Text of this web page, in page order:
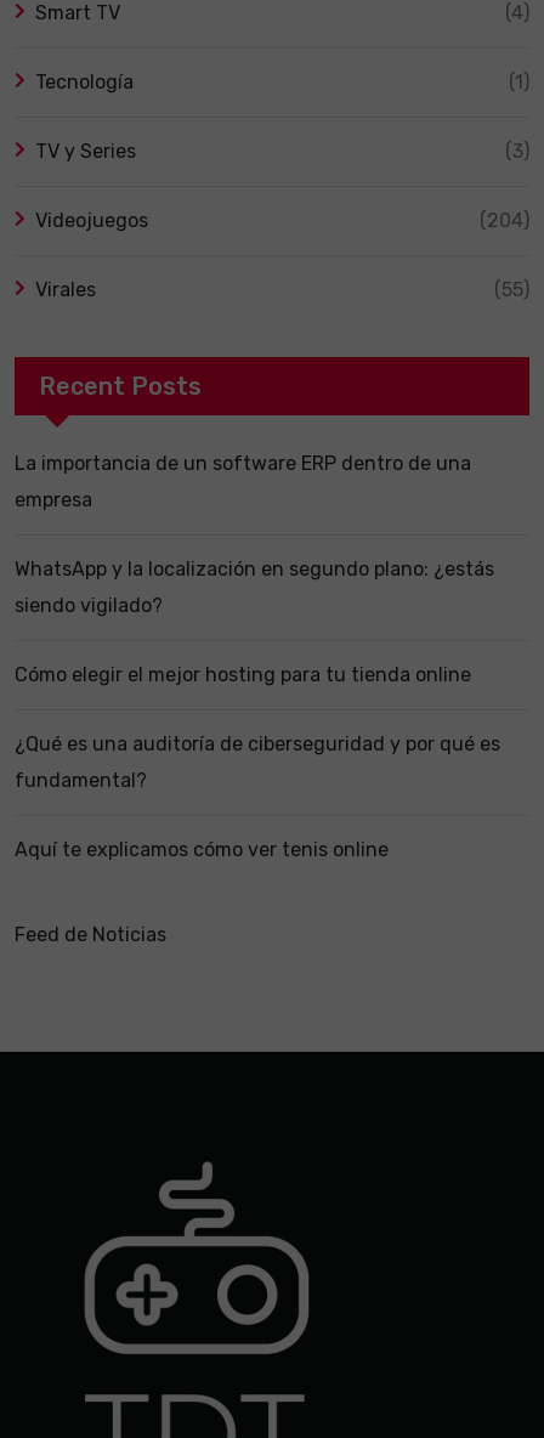
Smart TV (4)
Tecnología (1)
TV y Series (3)
Videojuegos (204)
Virales (55)
Recent Posts
La importancia de un software ERP dentro de una
empresa
WhatsApp y la localización en segundo plano: ¿estás
siendo vigilado?
Cómo elegir el mejor hosting para tu tienda online
¿Qué es una auditoría de ciberseguridad y por qué es
fundamental?
Aquí te explicamos cómo ver tenis online
Feed de Noticias